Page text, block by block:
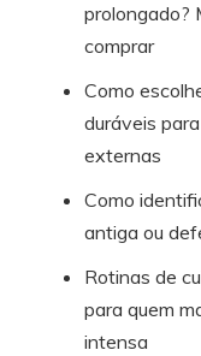
prolongado?
comprar
Como
duráveis
externas
Como
antiga ou
Rotinas de
para quem
intensa